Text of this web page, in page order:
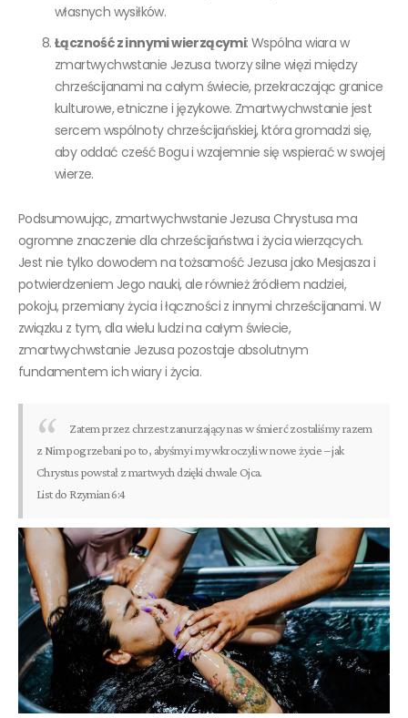
własnych wysiłków.
Łączność z innymi wierzącymi: Wspólna wiara w
zmartwychwstanie Jezusa tworzy silne więzi między
chrześcijanami na całym świecie, przekraczając granice
kulturowe, etniczne i językowe. Zmartwychwstanie jest
sercem wspólnoty chrześcijańskiej, która gromadzi się,
aby oddać cześć Bogu i wzajemnie się wspierać w swojej
wierze.
Podsumowując, zmartwychwstanie Jezusa Chrystusa ma
ogromne znaczenie dla chrześcijaństwa i życia wierzących.
Jest nie tylko dowodem na tożsamość Jezusa jako Mesjasza i
potwierdzeniem Jego nauki, ale również źródłem nadziei,
pokoju, przemiany życia i łączności z innymi chrześcijanami. W
związku z tym, dla wielu ludzi na całym świecie,
zmartwychwstanie Jezusa pozostaje absolutnym
fundamentem ich wiary i życia.
Zatem przez chrzest zanurzający nas w śmierć zostaliśmy razem
z Nim pogrzebani po to, abyśmy i my wkroczyli w nowe życie – jak
Chrystus powstał z martwych dzięki chwale Ojca.
List do Rzymian 6:4